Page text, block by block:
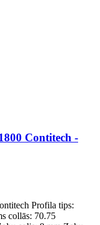
Contitech -
Profila tips:
collās: 70.75